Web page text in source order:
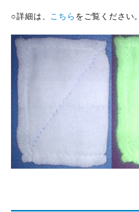
○詳細は、 こちら をご覧ください。